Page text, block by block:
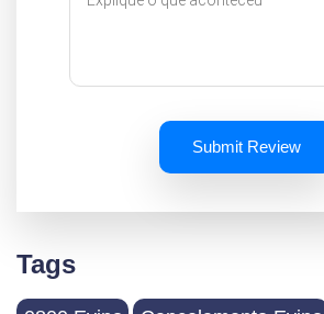
Submit Review
Tags